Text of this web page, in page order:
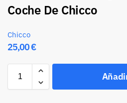
Coche De Chicco
Chicco
25,00€